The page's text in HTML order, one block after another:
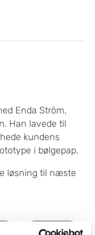
Enda Ström,
Han lavede til
kundens
i bølgepap.
løsning til næste
Kontakt